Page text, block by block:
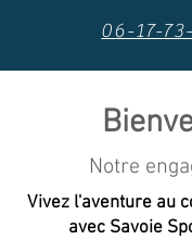
06-17-
Notre
Vivez l'aventure au
avec Savoie